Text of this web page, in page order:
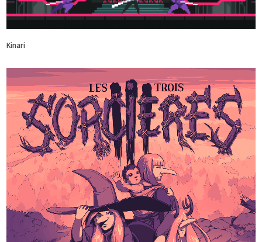
Kinari